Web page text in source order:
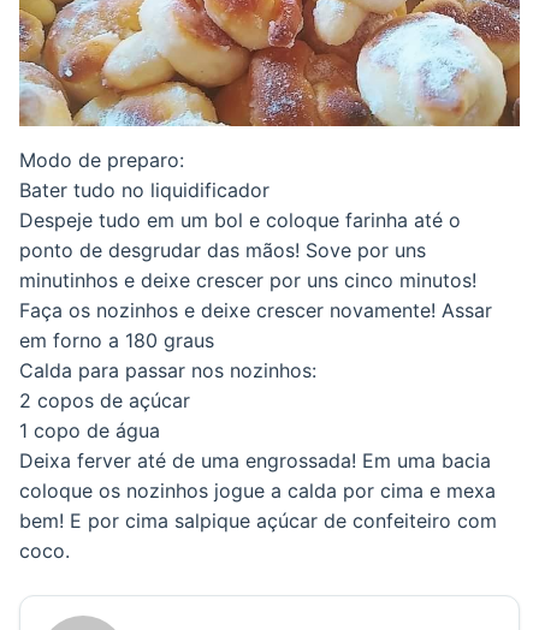
Modo de preparo:
Bater tudo no liquidificador
Despeje tudo em um bol e coloque farinha até o
ponto de desgrudar das mãos! Sove por uns
minutinhos e deixe crescer por uns cinco minutos!
Faça os nozinhos e deixe crescer novamente! Assar
em forno a 180 graus
Calda para passar nos nozinhos:
2 copos de açúcar
1 copo de água
Deixa ferver até de uma engrossada! Em uma bacia
coloque os nozinhos jogue a calda por cima e mexa
bem! E por cima salpique açúcar de confeiteiro com
coco.